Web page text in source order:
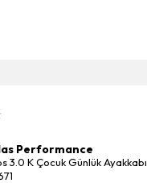
Performance
3.0 K Çocuk Günlük Ayakkabı